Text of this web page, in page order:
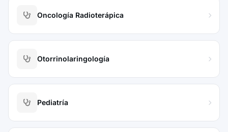
Oncología Radioterápica
Otorrinolaringología
Pediatría